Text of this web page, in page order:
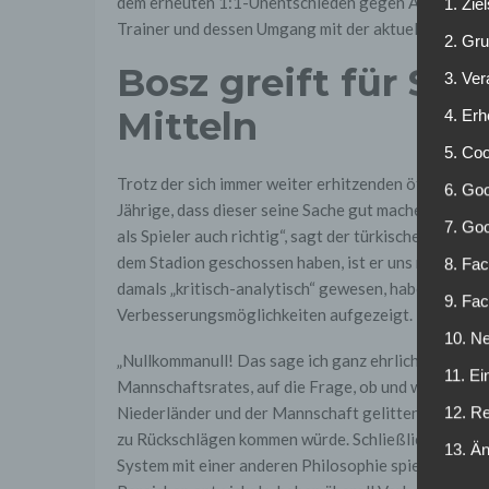
Trainer und dessen Umgang mit der aktuellen
Bosz greift für
Mitteln
Trotz der sich immer weiter erhitzenden
Jährige, dass dieser seine Sache gut mache. „Er
als Spieler auch richtig“, sagt der türkische
dem Stadion geschossen haben, ist er uns nicht
damals „kritisch-analytisch“ gewesen, habe viele
Verbesserungsmöglichkeiten aufgezeigt. Das sei
„Nullkommanull! Das sage ich ganz ehrlich“,
Mannschaftsrates, auf die Frage, ob und wenn ja,
Niederländer und der Mannschaft gelitten habe.
zu Rückschlägen kommen würde. Schließlich ließ
System mit einer anderen Philosophie spielen. „Wir
1.
2.
3.
4.
5.
6.
7.
8.
9.
10.
11.
12.
13.